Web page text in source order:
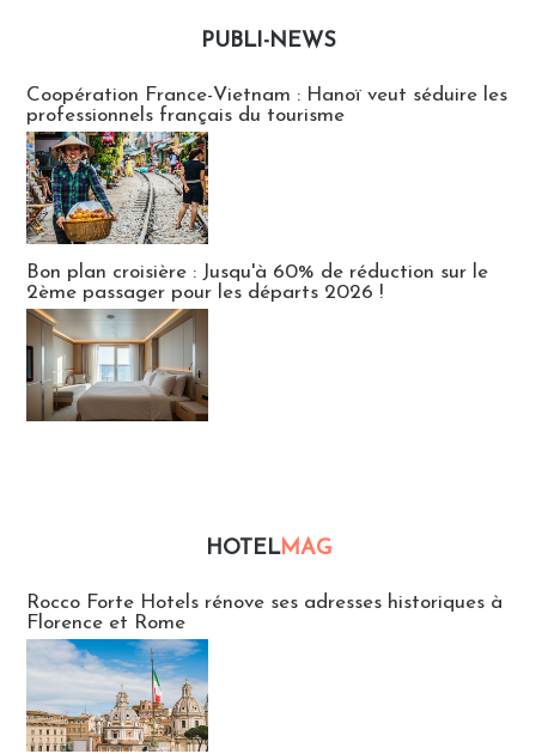
PUBLI-NEWS
Coopération France-Vietnam : Hanoï veut séduire les
professionnels français du tourisme
Bon plan croisière : Jusqu'à 60% de réduction sur le
2ème passager pour les départs 2026 !
HOTELMAG
Rocco Forte Hotels rénove ses adresses historiques à
Florence et Rome